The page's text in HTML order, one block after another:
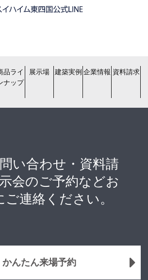
品ライ
ナップ
展示場 建築実例 企業情報 資料請求
い合わせ・資料請
会のご予約などお
ご連絡ください。
かんたん来場予約